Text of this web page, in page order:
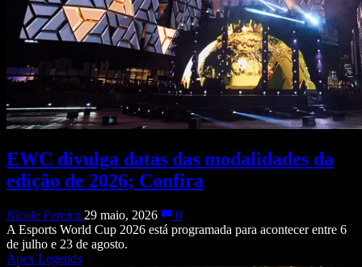
EWC divulga datas das modalidades da
edição de 2026; Confira
Nicole Pereira 29 maio, 2026
0
A Esports World Cup 2026 está programada para acontecer entre 6
de julho e 23 de agosto.
Apex Legends